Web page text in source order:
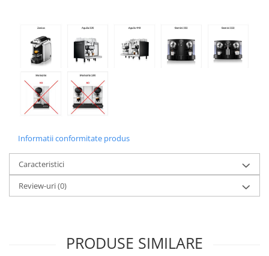
Informatii conformitate produs
Caracteristici
Review-uri(0)
PRODUSE SIMILARE